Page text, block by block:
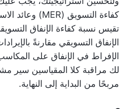
كفاءة التسويق (MER)
وعائد
الإنفاق التسويقي مقارنةً
الإفراط في الإنفاق على
لك مراقبة كلا المقياسين
مربحًا من البداية إلى النهاية.